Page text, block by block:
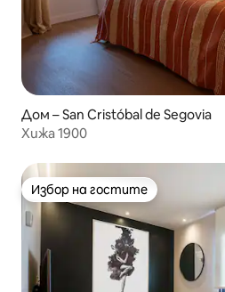
Дом – San Cristóbal de Segovia
Хижа 1900
Избор на гостите
Избор на гостите